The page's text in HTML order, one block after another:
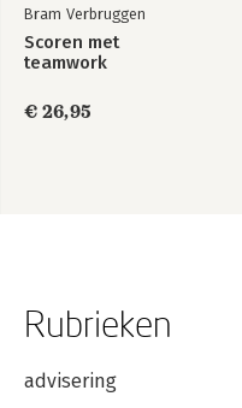
Bram Verbruggen
Scoren met
teamwork
€ 26,95
Rubrieken
advisering